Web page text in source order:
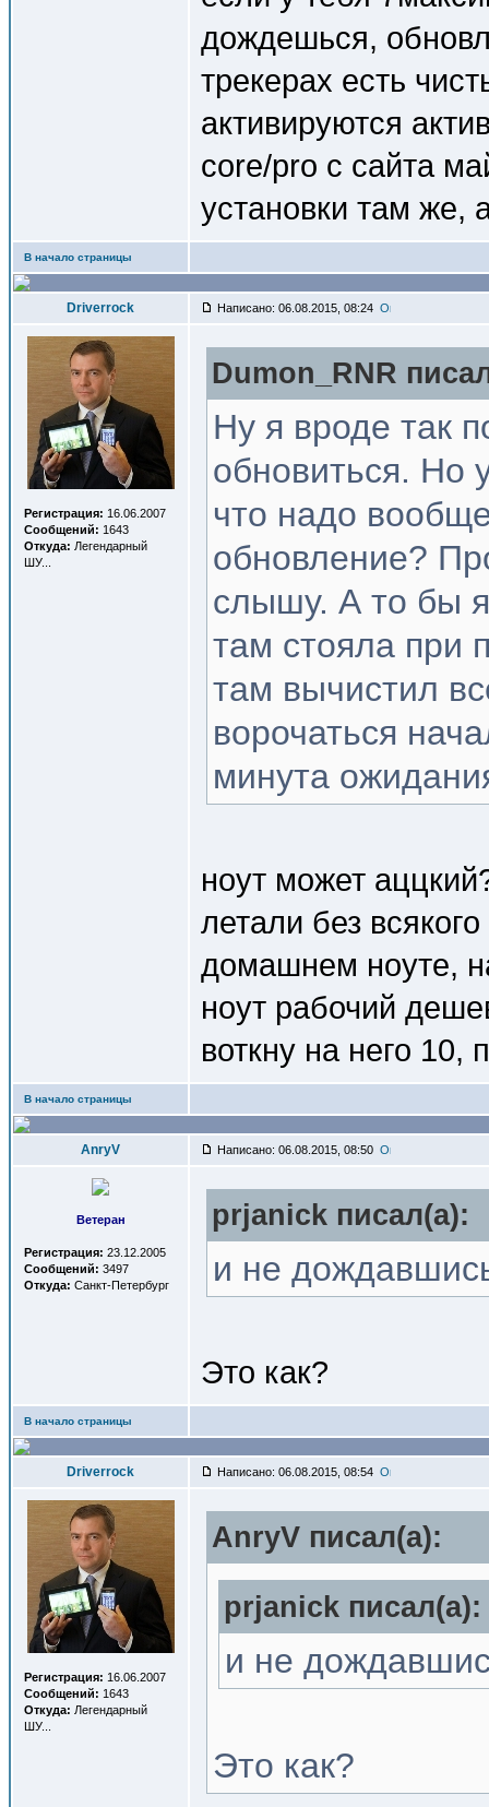
дождешься,
трекерах есть
активируются
core/pro с сайта
установки там же,
В начало страницы
Driverrock Написано: 06.08.2015, 08:24
Регистрация: 16.06.2007
Сообщений: 1643
Откуда: Легендарный
ШУ...
Dumon_RNR
Ну я вроде так
обновиться. Но
что надо
обновление?
слышу. А то бы
там стояла при
там вычистил
ворочаться
минута
ноут может
летали без
домашнем ноуте,
ноут рабочий
воткну на него 10,
В начало страницы
AnryV Написано: 06.08.2015, 08:50
Ветеран
Регистрация: 23.12.2005
Сообщений: 3497
Откуда: Санкт-Петербург
prjanick писал(a):
и не
Это как?
В начало страницы
Driverrock Написано: 06.08.2015, 08:54
Регистрация: 16.06.2007
Сообщений: 1643
Откуда: Легендарный
ШУ...
AnryV писал(a):
prjanick писал(a):
и не
Это как?